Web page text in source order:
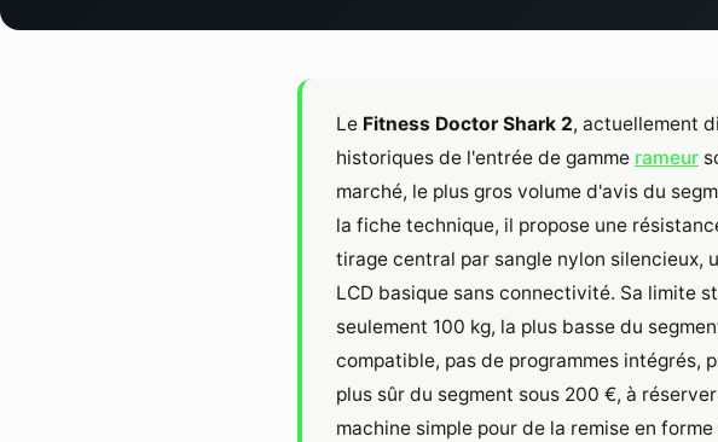
Le Fitness Doctor Shark 2, actuellement
historiques de l'entrée de gamme rameur
marché, le plus gros volume d'avis du
la fiche technique, il propose une
tirage central par sangle nylon silencieux,
LCD basique sans connectivité. Sa limite
seulement 100 kg, la plus basse du
compatible, pas de programmes intégrés,
plus sûr du segment sous 200 €, à
machine simple pour de la remise en